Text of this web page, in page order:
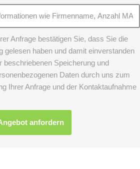
Anfrage bestätigen Sie, dass Sie die
gelesen haben und damit einverstanden
beschriebenen Speicherung und
Daten durch uns zum
Ihrer Anfrage und der Kontaktaufnahme